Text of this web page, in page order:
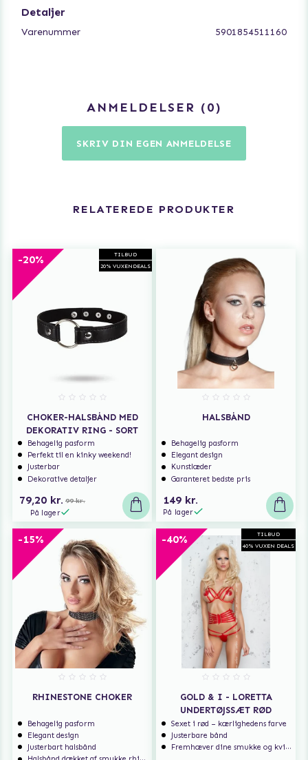
Detaljer
Varenummer 5901854511160
ANMELDELSER 0
SKRIV DIN EGEN ANMELDELSE
RELATEREDE PRODUKTER
TILBUD
20% VUXENDEALS
-20%
CHOKER-HALSBÅND MED
DEKORATIV RING - SORT
Behagelig pasform
Perfekt til en kinky weekend!
Justerbar
Dekorative detaljer
79,20 kr. 99 kr.
På lager
HALSBÅND
Behagelig pasform
Elegant design
Kunstlæder
Garanteret bedste pris
149 kr.
På lager
-15%
RHINESTONE CHOKER
Behagelig pasform
Elegant design
Justerbart halsbånd
TILBUD
40% VUXEN DEALS
-40%
GOLD & I - LORETTA
UNDERTØJSSÆT RØD
Sexet i rød – kærlighedens farve
Justerbare bånd
Fremhæver dine smukke og kvindelige former